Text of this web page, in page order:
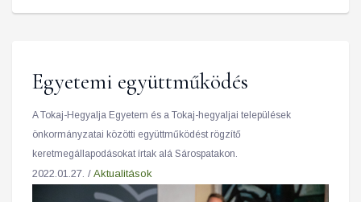
Egyetemi együttműködés
A Tokaj-Hegyalja Egyetem és a Tokaj-hegyaljai települések
önkormányzatai közötti együttműködést rögzítő
keretmegállapodásokat írtak alá Sárospatakon.
2022.01.27. / Aktualitások